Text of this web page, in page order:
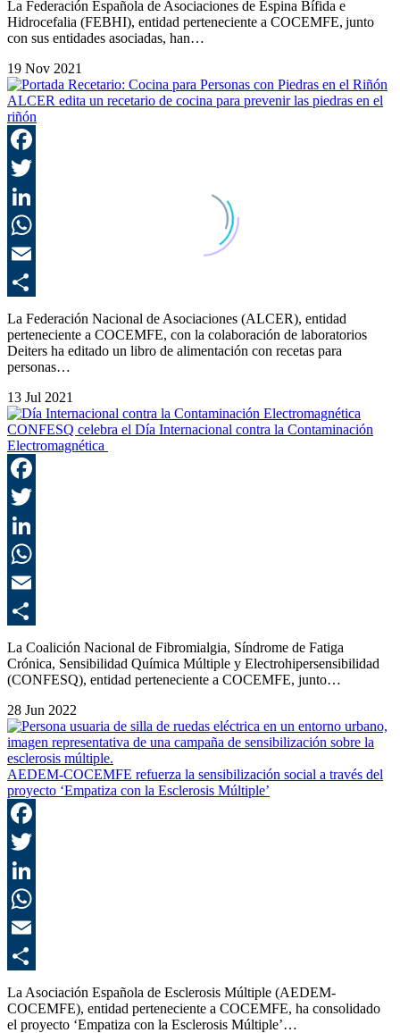
La Federación Española de Asociaciones de Espina Bífida e
Hidrocefalia (FEBHI), entidad perteneciente a COCEMFE, junto
con sus entidades asociadas, han…
19 Nov 2021
ALCER edita un recetario de cocina para prevenir las piedras en el
riñón
La Federación Nacional de Asociaciones (ALCER), entidad
perteneciente a COCEMFE, con la colaboración de laboratorios
Deiters ha editado un libro de alimentación con recetas para
personas…
13 Jul 2021
CONFESQ celebra el Día Internacional contra la Contaminación
Electromagnética
La Coalición Nacional de Fibromialgia, Síndrome de Fatiga
Crónica, Sensibilidad Química Múltiple y Electrohipersensibilidad
(CONFESQ), entidad perteneciente a COCEMFE, junto…
28 Jun 2022
AEDEM-COCEMFE refuerza la sensibilización social a través del
proyecto ‘Empatiza con la Esclerosis Múltiple’
La Asociación Española de Esclerosis Múltiple (AEDEM-
COCEMFE), entidad perteneciente a COCEMFE, ha consolidado
el proyecto ‘Empatiza con la Esclerosis Múltiple’…